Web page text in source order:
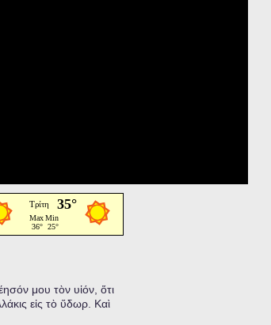
μου τὸν υἱόν, ὅτι
εἰς τὸ ὕδωρ. Καὶ